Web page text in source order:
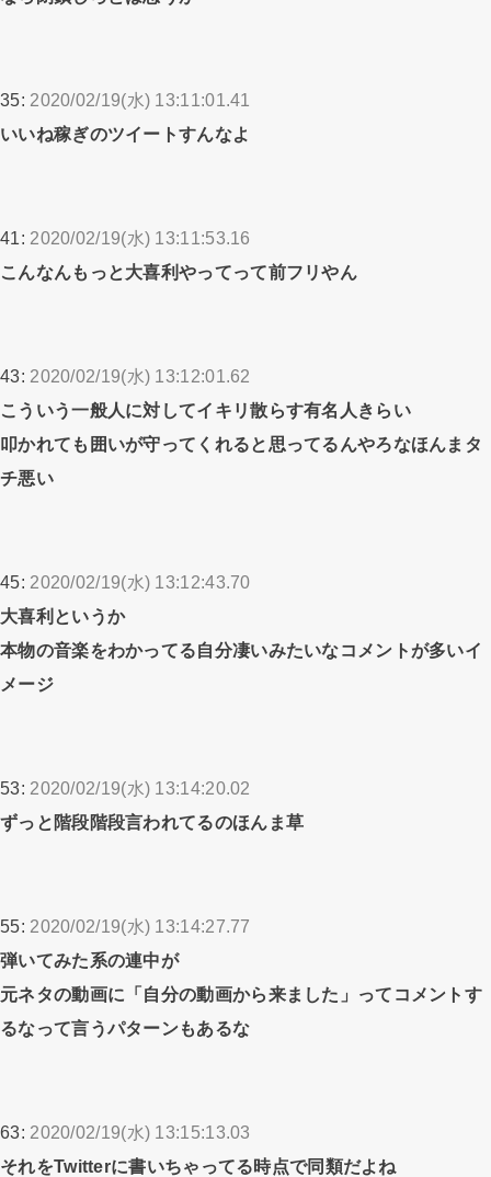
35: 2020/02/19(水) 13:11:01.41
いいね稼ぎのツイートすんなよ
41: 2020/02/19(水) 13:11:53.16
こんなんもっと大喜利やってって前フリやん
43: 2020/02/19(水) 13:12:01.62
こういう一般人に対してイキリ散らす有名人きらい
叩かれても囲いが守ってくれると思ってるんやろなほんまタ
チ悪い
45: 2020/02/19(水) 13:12:43.70
大喜利というか
本物の音楽をわかってる自分凄いみたいなコメントが多いイ
メージ
53: 2020/02/19(水) 13:14:20.02
ずっと階段階段言われてるのほんま草
55: 2020/02/19(水) 13:14:27.77
弾いてみた系の連中が
元ネタの動画に「自分の動画から来ました」ってコメントす
るなって言うパターンもあるな
63: 2020/02/19(水) 13:15:13.03
それをTwitterに書いちゃってる時点で同類だよね